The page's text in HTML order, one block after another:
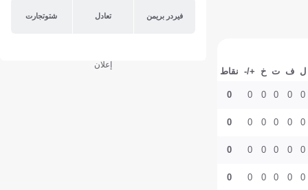
ل ف ت خ +/- نقاط
0
0
0
0
0
0
0
0
0
0
0
0
0
0
0
0
0
0
0
0
0
0
0
0
فيردر بريمن تعادل شتوتجارت
إعلان